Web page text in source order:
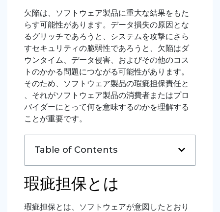
欠陥は、ソフトウェア製品に重大な結果をもた
らす可能性があります。データ損失の原因とな
るグリッチであろうと、システムを攻撃にさら
すセキュリティの脆弱性であろうと、欠陥はダ
ウンタイム、データ侵害、およびその他のコス
トのかかる問題につながる可能性があります。
そのため、ソフトウェア製品の瑕疵担保責任と
、それがソフトウェア製品の消費者またはプロ
バイダーにとって何を意味するのかを理解する
ことが重要です。
Table of Contents
瑕疵担保とは
瑕疵担保とは、ソフトウェアが意図したとおり